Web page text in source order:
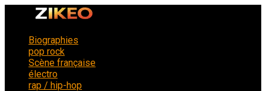
Biographies
pop rock
Scène française
électro
rap / hip-hop